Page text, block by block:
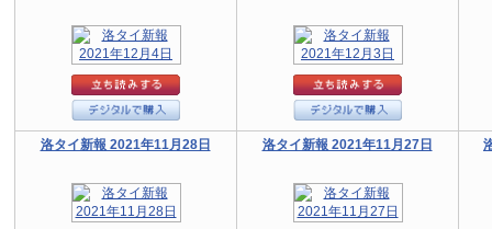
洛タイ新報 2021年11月28日 洛タイ新報 2021年11月27日